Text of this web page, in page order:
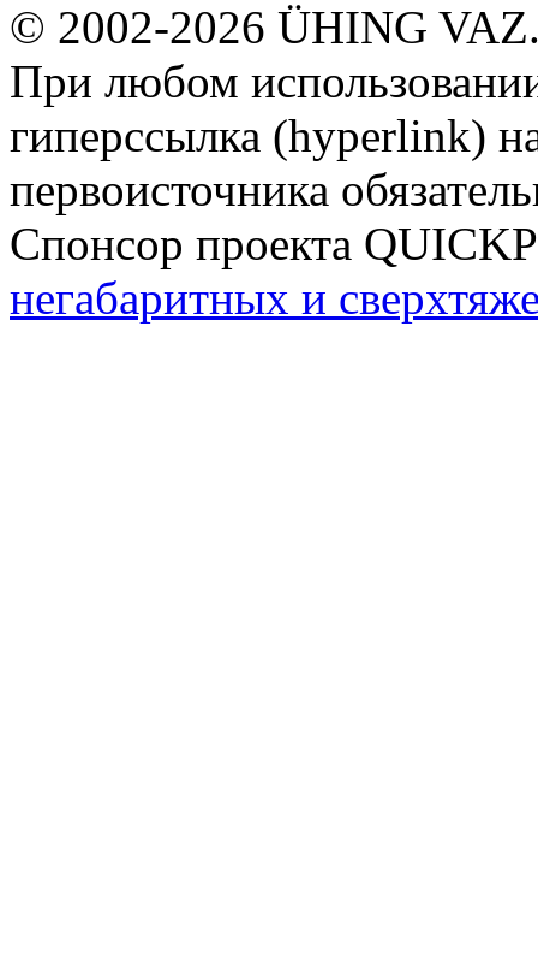
© 2002-2026 ÜHING
При любом
гиперссылка (hyperlink)
первоисточника
Спонсор проекта
негабаритных и